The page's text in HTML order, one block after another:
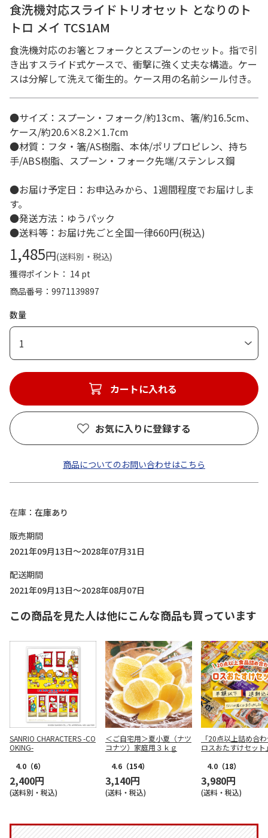
食洗機対応スライドトリオセット となりのト
トロ メイ TCS1AM
食洗機対応のお箸とフォークとスプーンのセット。指で引
き出すスライド式ケースで、衝撃に強く丈夫な構造。ケー
スは分解して洗えて衛生的。ケース用の名前シール付き。
●サイズ：スプーン・フォーク/約13cm、箸/約16.5cm、
ケース/約20.6×8.2×1.7cm
●材質：フタ・箸/AS樹脂、本体/ポリプロピレン、持ち
手/ABS樹脂、スプーン・フォーク先端/ステンレス鋼
●お届け予定日：お申込みから、1週間程度でお届けしま
す。
●発送方法：ゆうパック
●送料等：お届け先ごと全国一律660円(税込)
1,485円(送料別・税込)
獲得ポイント： 14 pt
商品番号
9971139897
数量
1
カートに入れる
お気に入りに登録する
商品についてのお問い合わせはこちら
在庫
在庫あり
販売期間
2021年09月13日～2028年07月31日
配送期間
2021年09月13日～2028年08月07日
この商品を見た人は他にこんな商品も買っています
SANRIO CHARACTERS -CO
OKING-
4.0 （6）
2,400円
(送料別・税込)
＜ご自宅用＞夏小夏（ナツ
コナツ）家庭用３ｋｇ
4.6 （154）
3,140円
(送料・税込)
「20点以上詰め合
ロスおたすけセット
4.0 （18）
3,980円
(送料・税込)